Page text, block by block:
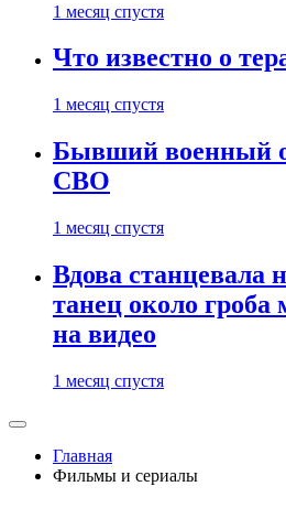
1 месяц спустя
Что известно о
1 месяц спустя
Бывший военный
СВО
1 месяц спустя
Вдова станцевала
танец около гроба
на видео
1 месяц спустя
Главная
Фильмы и сериалы